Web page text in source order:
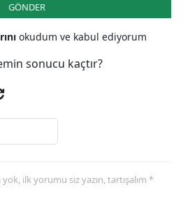
GÖNDER
okudum ve kabul ediyorum
sonucu kaçtır?
ilk yorumu siz yazın, tartışalım *